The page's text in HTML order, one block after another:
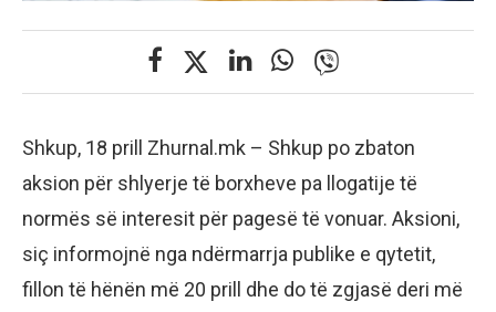
Shkup, 18 prill Zhurnal.mk – Shkup po zbaton
aksion për shlyerje të borxheve pa llogatije të
normës së interesit për pagesë të vonuar. Aksioni,
siç informojnë nga ndërmarrja publike e qytetit,
fillon të hënën më 20 prill dhe do të zgjasë deri më